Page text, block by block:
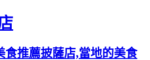
食推薦披薩店,當地的美食